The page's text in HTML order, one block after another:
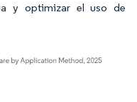
y optimizar el uso de